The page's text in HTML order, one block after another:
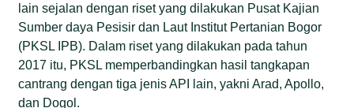
lain sejalan dengan riset yang dilakukan Pusat Kajian
Sumber daya Pesisir dan Laut Institut Pertanian Bogor
(PKSL IPB). Dalam riset yang dilakukan pada tahun
2017 itu, PKSL memperbandingkan hasil tangkapan
cantrang dengan tiga jenis API lain, yakni Arad, Apollo,
dan Dogol.